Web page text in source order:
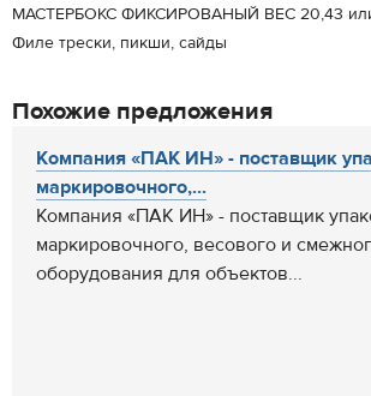
МАСТЕРБОКС ФИКСИРОВАНЫЙ ВЕС 20,43
Филе трески, пикши, сайды
Похожие предложения
Компания «ПАК ИН» - поставщик
маркировочного,...
Компания «ПАК ИН» - поставщик
маркировочного, весового и
оборудования для объектов...